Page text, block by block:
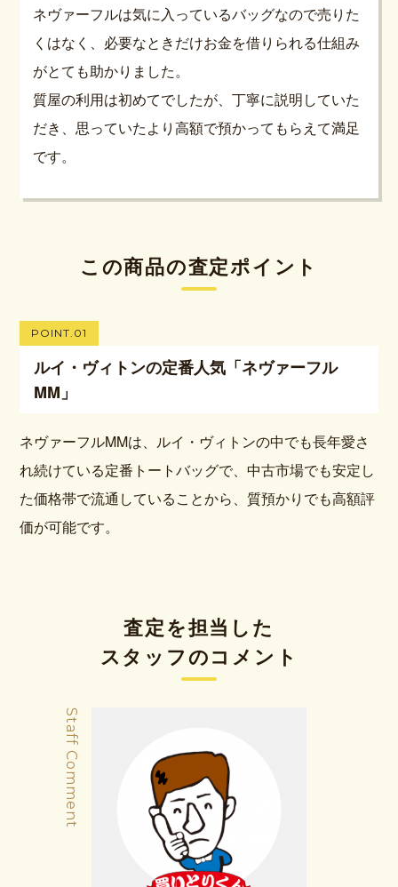
ネヴァーフルは気に入っているバッグなので売りた
くはなく、必要なときだけお金を借りられる仕組み
がとても助かりました。
質屋の利用は初めてでしたが、丁寧に説明していた
だき、思っていたより高額で預かってもらえて満足
です。
この商品の査定ポイント
POINT.01
ルイ・ヴィトンの定番人気「ネヴァーフル
MM」
ネヴァーフルMMは、ルイ・ヴィトンの中でも長年愛さ
れ続けている定番トートバッグで、中古市場でも安定し
た価格帯で流通していることから、質預かりでも高額評
価が可能です。
査定を担当した
スタッフのコメント
Staff Comment